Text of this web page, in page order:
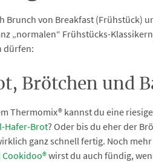
Brunch von Breakfast (Frühstück)
„normalen“ Frühstücks-
dürfen:
Brötchen und
Thermomix® kannst du eine
Hafer-Brot? Oder bis du eher der
ganz schnell fertig. Noch
Cookidoo®wirst du auch fündig,